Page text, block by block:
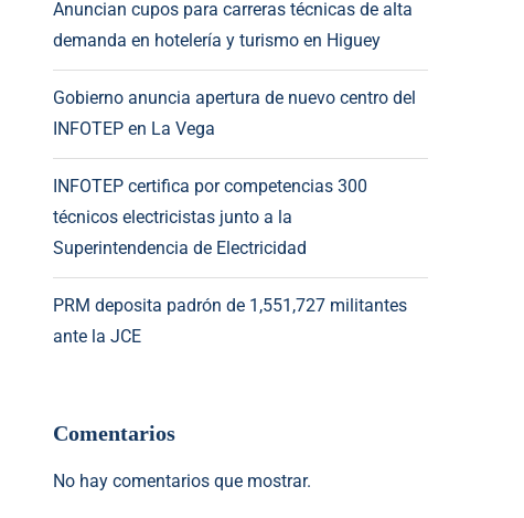
Anuncian cupos para carreras técnicas de alta
demanda en hotelería y turismo en Higuey
Gobierno anuncia apertura de nuevo centro del
INFOTEP en La Vega
INFOTEP certifica por competencias 300
técnicos electricistas junto a la
Superintendencia de Electricidad
PRM deposita padrón de 1,551,727 militantes
ante la JCE
Comentarios
No hay comentarios que mostrar.